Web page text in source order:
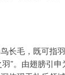
长毛，既可指
羽”。由翅膀引